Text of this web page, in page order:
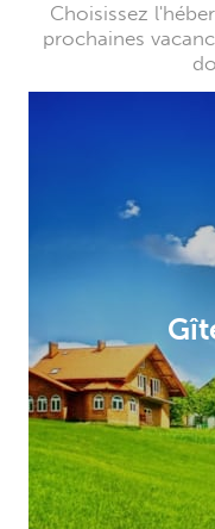
Choisissez
prochaines